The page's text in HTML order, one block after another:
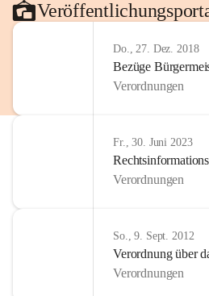
Do., 27. Dez. 2018
Bezüge
Verordnungen
Fr., 30. Juni 2023
Verordnungen
So., 9. Sept. 2012
Verordnung über
Verordnungen